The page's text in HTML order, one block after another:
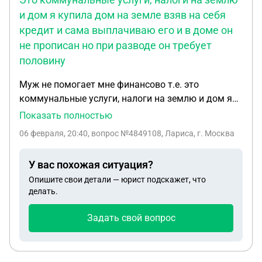
Закона РФ «О защите прав потребителей», Истцу
разъяснён не был. Несмотря на последующую
формальную переписку с Ответчиком,
фактически после 14.11.2025 г. Истец услугами
Ответчика не пользовалась: офлайн-занятия не
посещала, онлайн-материалы не просматривала,
что подтверждается данными обучающей
после уведомления об отказе от договора не
свидетельствует о возобновлении исполнения
после 14.11.2025 г. отсутствовало, а
доказательства обратного Ответчиком не
представлены. Согласно данным обучающей
платформы Ответчика, единственное офлайн-
посещение истца состоялось 24.10.2025 г., то есть
до уведомления об отказе от договора.
Фактический объём полученных Истцом онлайн-
и дом я купила дом на земле взяв на себя
кредит и сама выплачиваю его и в доме он
не прописан но при разводе он требует
половину
Муж не помогает мне финансово т.е. это
коммунальные услуги, налоги на землю и дом я
купила дом на земле взяв на себя кредит и сама
разводе он требует половину . Как быть в этой
Показать полностью
06 февраля, 20:40, вопрос №4849108, Лариса, г. Москва
У вас похожая ситуация?
Опишите свои детали — юрист подскажет, что
делать.
Задать свой вопрос